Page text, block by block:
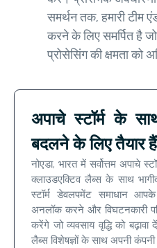
समर्थन तक, हमारी टीम
करने के लिए समर्पित है
प्रोसेसिंग की क्षमता को
अपाचे स्टॉर्म के
बदलने के लिए तैयार
नोएडा, भारत में सर्वोत्तम अपाचे
क्लाउडएक्टिव लैब्स के साथ
स्टॉर्म डेवलपमेंट समाधान
अनलॉक करने और विघटनकारी
करेंगे जो व्यवसाय वृद्धि को
लैब्स विशेषज्ञों के साथ अपनी कंपनी